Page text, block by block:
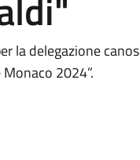
la delegazione
2024”.